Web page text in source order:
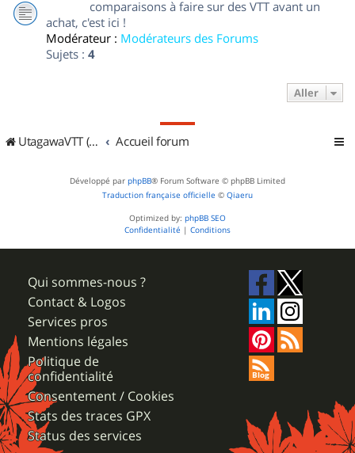
comparaisons à faire sur des VTT avant un
achat, c'est ici !
Modérateur : Modérateurs des Forums
Sujets : 4
Aller
UtagawaVTT (Randos VTT et VTTAE avec traces GPS) Accueil forum
Développé par phpBB® Forum Software © phpBB Limited
Traduction française officielle © Qiaeru
Optimized by: phpBB SEO
Confidentialité | Conditions
Qui sommes-nous ?
Contact & Logos
Services pros
Mentions légales
Politique de
confidentialité
Consentement / Cookies
Stats des traces GPX
Status des services